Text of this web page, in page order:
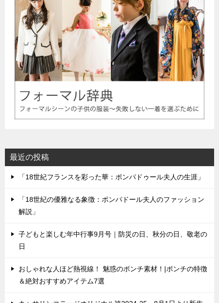
最近の投稿
「18世紀フランスを彩った華：ポンパドゥール夫人の生涯」
「18世紀の優雅なる象徴：ポンパドール夫人のファッション
解説」
子どもと楽しむ年中行事9月号｜防災の日、秋分の日、敬老の
日
おしゃれな人ほど熱視線！ 魅惑のポンチ素材！|ポンチの特徴
＆絶対おすすめアイテム7選